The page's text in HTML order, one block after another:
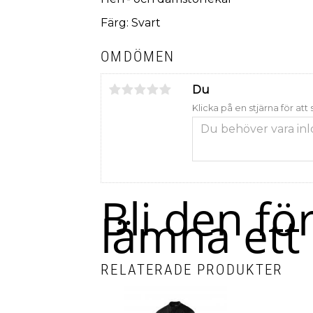
Färg: Svart
OMDÖMEN
Du
Klicka på en stjärna för
Bli den
lämna
RELATERADE PRODUKTER